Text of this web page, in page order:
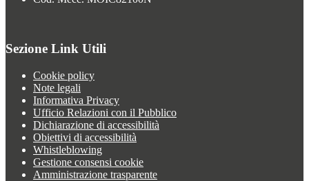
Sezione Link Utili
Cookie policy
Note legali
Informativa Privacy
Ufficio Relazioni con il Pubblico
Dichiarazione di accessibilità
Obiettivi di accessibilità
Whistleblowing
Gestione consensi cookie
Amministrazione trasparente